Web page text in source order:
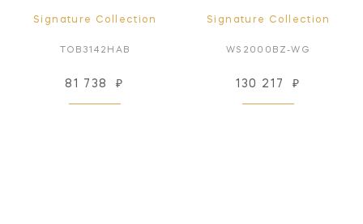
Signature Collection
TOB3142HAB
81 738 ₽
Signature Collection
WS2000BZ-WG
130 217 ₽